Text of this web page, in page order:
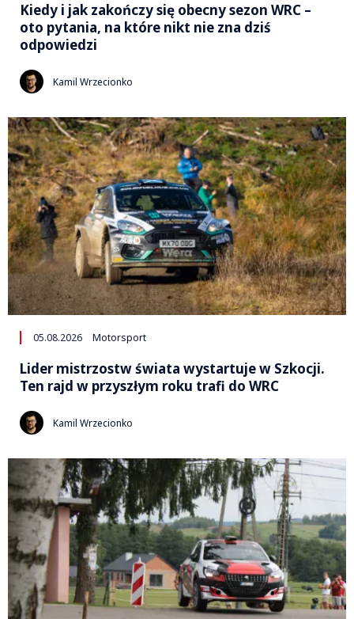
Kiedy i jak zakończy się obecny sezon WRC –
oto pytania, na które nikt nie zna dziś
odpowiedzi
Kamil Wrzecionko
05.08.2026 Motorsport
Lider mistrzostw świata wystartuje w Szkocji.
Ten rajd w przyszłym roku trafi do WRC
Kamil Wrzecionko